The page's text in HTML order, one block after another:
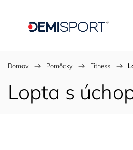
Domov / Pomôcky / Fitness /
Lopta s